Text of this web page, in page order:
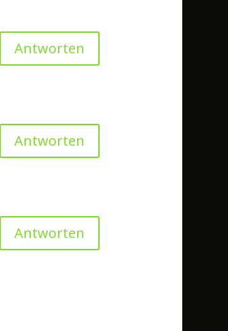
Antworten
Antworten
Antworten